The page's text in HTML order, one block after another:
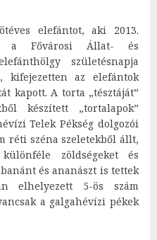
elefántot, aki 2013.
a Fővárosi Állat- és
születésnapja
kifejezetten az elefántok
kapott. A torta „tésztáját”
készített „tortalapok”
Telek Pékség dolgozói
réti széna szeletekből állt,
zöldségeket és
és ananászt is tettek
elhelyezett 5-ös szám
a galgahévízi pékek